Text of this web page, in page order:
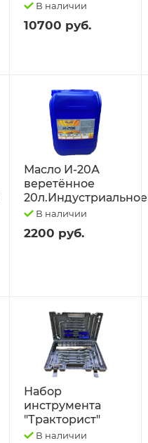
В наличии
10700 руб.
Масло И-20А
веретённое
20л.Индустриальное
В наличии
2200 руб.
Набор
инструмента
"Тракторист"
В наличии